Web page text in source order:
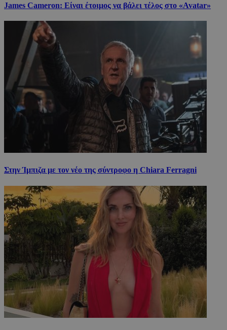
James Cameron: Είναι έτοιμος να βάλει τέλος στο «Avatar»
Στην Ίμπιζα με τον νέο της σύντροφο η Chiara Ferragni